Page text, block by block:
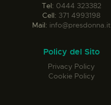
Tel: 0444 323382
Cell: 371 4993198
Mail: info@presdonna.it
Policy del Sito
Privacy Policy
Cookie Policy